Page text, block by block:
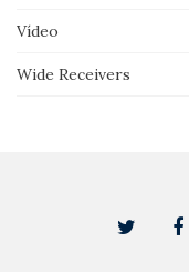
Vídeo
Wide Receivers